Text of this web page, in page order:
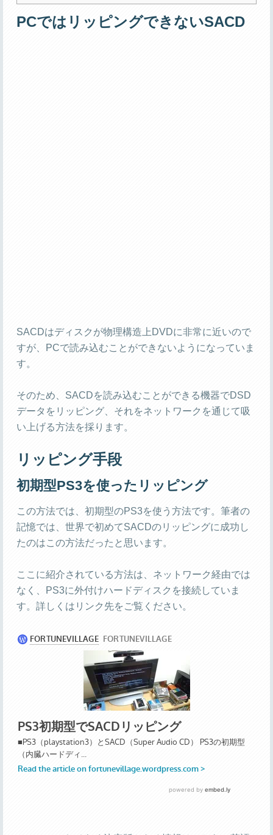
PCではリッピングできないSACD
SACDはディスクが物理構造上DVDに非常に近いので
すが、PCで読み込むことができないようになっていま
す。
そのため、SACDを読み込むことができる機器でDSD
データをリッピング、それをネットワークを通じて吸
い上げる方法を採ります。
リッピング手段
初期型PS3を使ったリッピング
この方法では、初期型のPS3を使う方法です。筆者の
記憶では、世界で初めてSACDのリッピングに成功し
たのはこの方法だったと思います。
ここに紹介されている方法は、ネットワーク経由では
なく、PS3に外付けハードディスクを接続していま
す。詳しくはリンク先をご覧ください。